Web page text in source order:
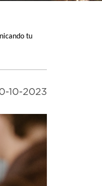
tu
10-2023